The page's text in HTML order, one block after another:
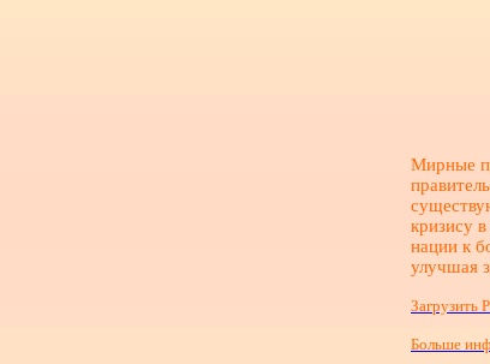
Мирные
кризису
нации к
улучшая
Загрузить
Больше